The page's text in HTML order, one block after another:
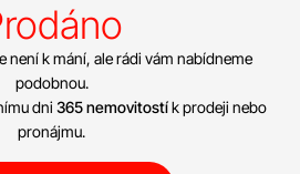
není k mání, ale rádi vám nabídneme
podobnou.
dni365 nemovitostík prodeji nebo
pronájmu.